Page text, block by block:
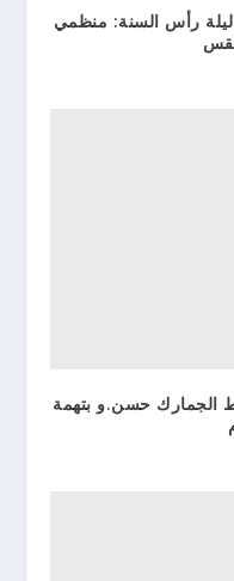
رأس السنة: منظمي
ضابط الجمارك حسن.و بتهمة